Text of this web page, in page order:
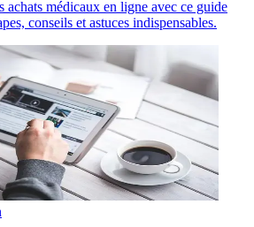
achats médicaux en ligne avec ce guide
conseils et astuces indispensables.